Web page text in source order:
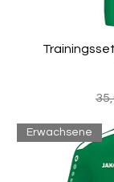
Erwachsene